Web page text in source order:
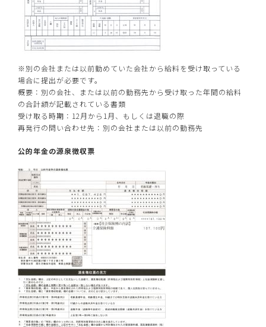
※別の会社または以前勤めていた会社から給料を受け取っている
場合に提出が必要です。
概要：別の会社、または以前の勤務先から受け取った年間の給料
の合計額が記載されている書類
受け取る時期：12月から1月、もしくは退職の際
再発行の問い合わせ先：別の会社または以前の勤務先
公的年金の源泉徴収票